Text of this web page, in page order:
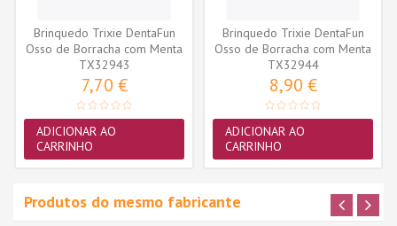
Brinquedo Trixie DentaFun
Osso de Borracha com Menta
11cm...
TX32943
7,70 €
ADICIONAR AO
CARRINHO
Brinquedo Trixie DentaFun
Osso de Borracha com Menta
15cm...
TX32944
8,90 €
ADICIONAR AO
CARRINHO
Produtos do mesmo fabricante